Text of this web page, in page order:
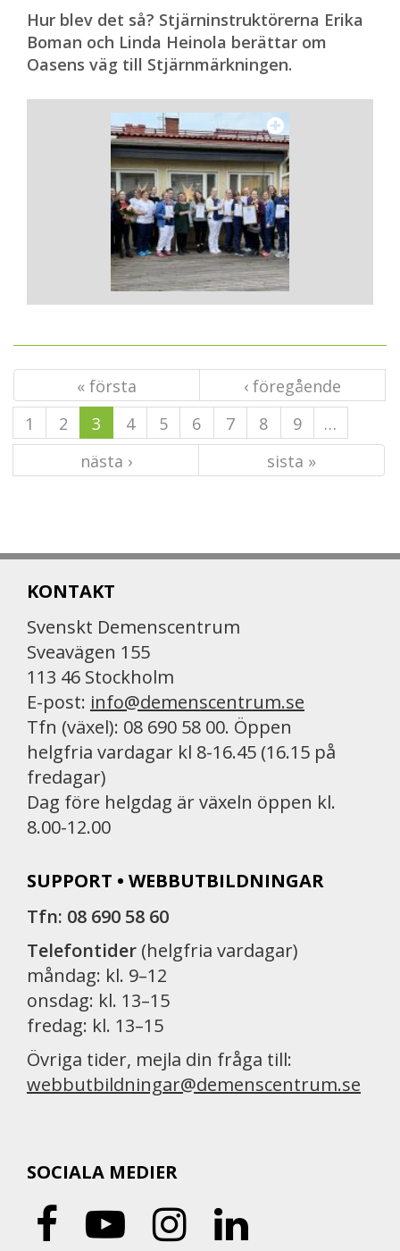
Hur blev det så? Stjärninstruktörerna Erika
Boman och Linda Heinola berättar om
Oasens väg till Stjärnmärkningen.
« första
‹ föregående
1
2 3 4 5 6 7 8 9
…
nästa ›
sista »
KONTAKT
Svenskt Demenscentrum
Sveavägen 155
113 46 Stockholm
E-post: info@demenscentrum.se
Tfn (växel): 08 690 58 00. Öppen
helgfria vardagar kl 8-16.45 (16.15 på
fredagar)
Dag före helgdag är växeln öppen kl.
8.00-12.00
SUPPORT • WEBBUTBILDNINGAR
Tfn: 08 690 58 60
Telefontider (helgfria vardagar)
måndag: kl. 9–12
onsdag: kl. 13–15
fredag: kl. 13–15
Övriga tider, mejla din fråga till:
webbutbildningar@demenscentrum.se
SOCIALA MEDIER